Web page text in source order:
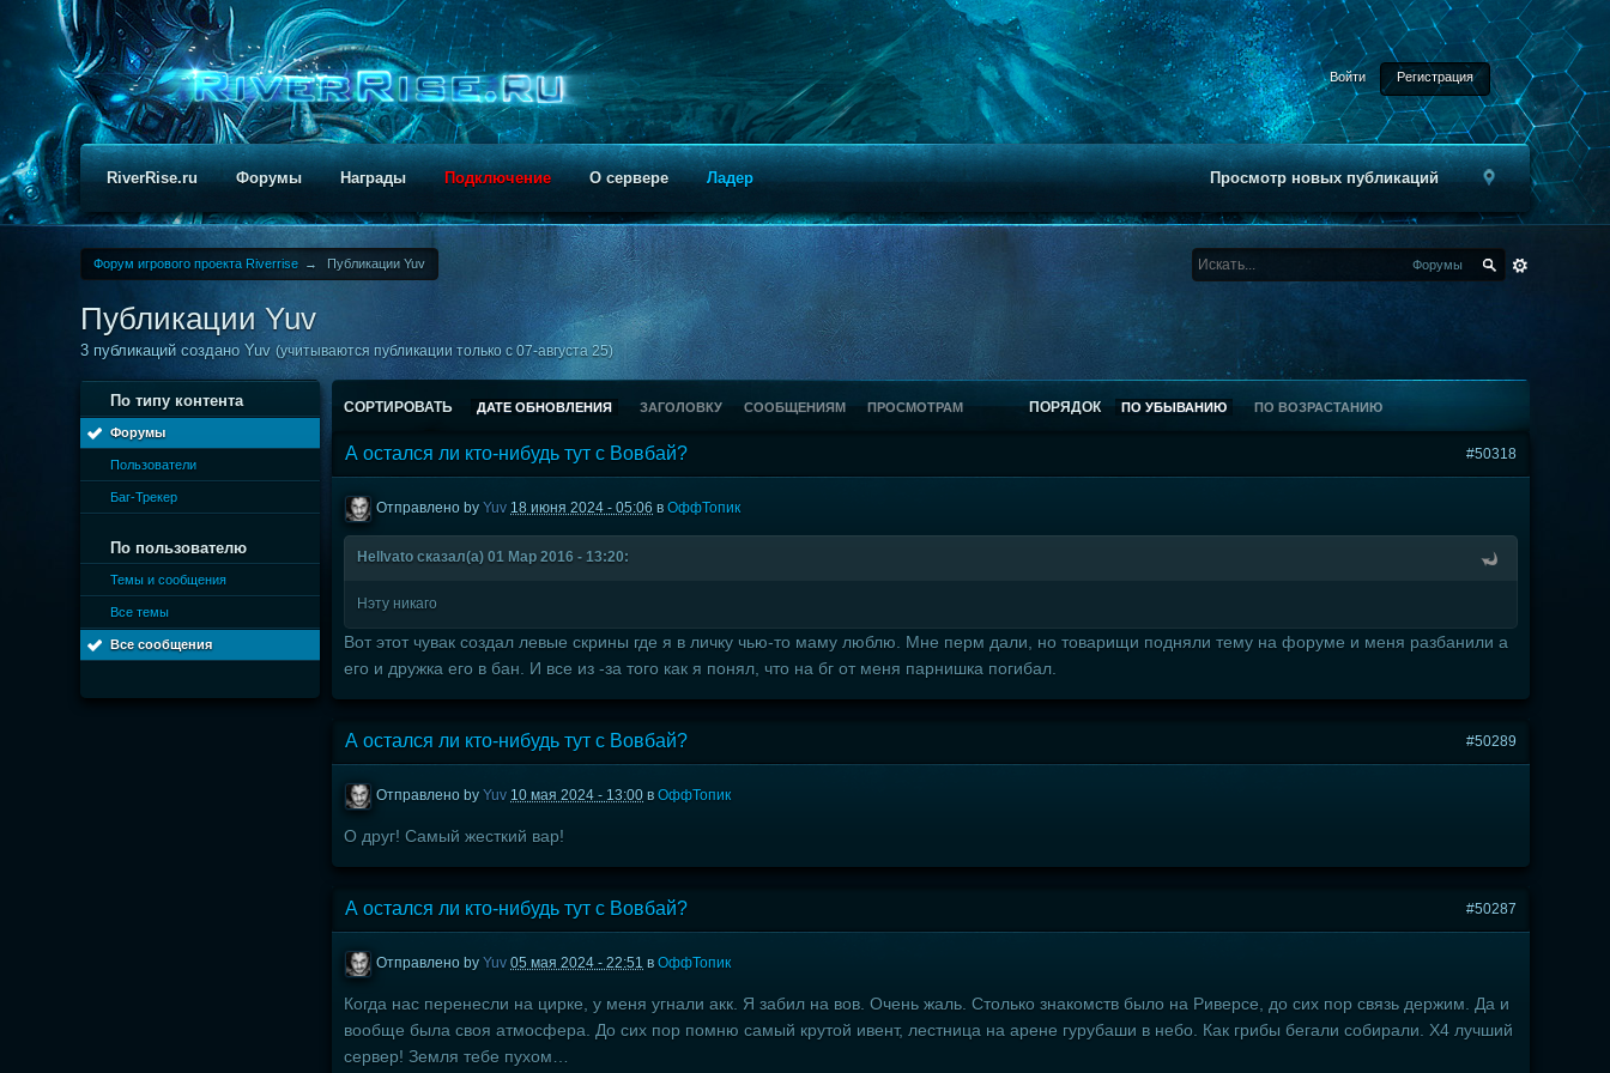
Войти Регистрация
Просмотр новых публикаций
RiverRise.ru Форумы Награды Подключение О сервере Ладер
Форум игрового проекта Riverrise → Публикации Yuv Форумы
Публикации Yuv
3 публикаций создано Yuv(учитываются публикации только с 07-августа 25)
По типу контента
Форумы
Пользователи
Баг-Трекер
По пользователю
Темы и сообщения
Все темы
Все сообщения
СОРТИРОВАТЬ ДАТЕ ОБНОВЛЕНИЯ ЗАГОЛОВКУ СООБЩЕНИЯМ ПРОСМОТРАМ ПОРЯДОК ПО УБЫВАНИЮ ПО ВОЗРАСТАНИЮ
#50318
А остался ли кто-нибудь тут с Вовбай?
Отправлено byYuv 18 июня 2024 - 05:06 вОффТопик
Hellvato сказал(а) 01 Мар 2016 - 13:20:
Нэту никаго
Вот этот чувак создал левые скрины где я в личку чью-то маму люблю. Мне перм дали, но товарищи подняли тему на форуме и меня разбанили а
его и дружка его в бан. И все из -за того как я понял, что на бг от меня парнишка погибал.
#50289
А остался ли кто-нибудь тут с Вовбай?
Отправлено byYuv 10 мая 2024 - 13:00 вОффТопик
О друг! Самый жесткий вар!
#50287
А остался ли кто-нибудь тут с Вовбай?
Отправлено byYuv 05 мая 2024 - 22:51 вОффТопик
Когда нас перенесли на цирке, у меня угнали акк. Я забил на вов. Очень жаль. Столько знакомств было на Риверсе, до сих пор связь держим. Да и
вообще была своя атмосфера. До сих пор помню самый крутой ивент, лестница на арене гурубаши в небо. Как грибы бегали собирали. Х4 лучший
сервер! Земля тебе пухом…